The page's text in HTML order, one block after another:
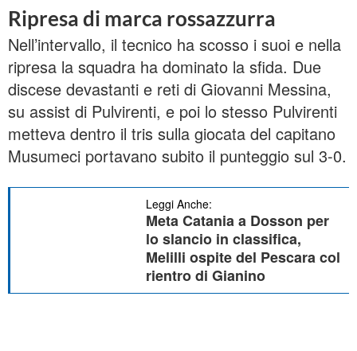
Ripresa di marca rossazzurra
Nell’intervallo, il tecnico ha scosso i suoi e nella
ripresa la squadra ha dominato la sfida. Due
discese devastanti e reti di Giovanni Messina,
su assist di Pulvirenti, e poi lo stesso Pulvirenti
metteva dentro il tris sulla giocata del capitano
Musumeci portavano subito il punteggio sul 3-0.
Leggi Anche:
Meta Catania a Dosson per
lo slancio in classifica,
Melilli ospite del Pescara col
rientro di Gianino